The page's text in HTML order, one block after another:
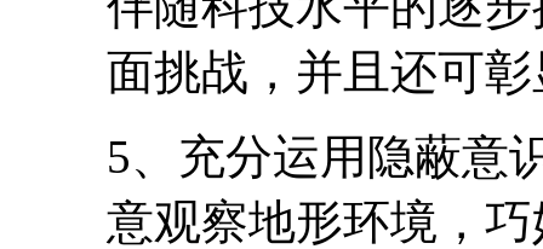
面挑战，并且还可
5、充分运用隐蔽意
意观察地形环境，